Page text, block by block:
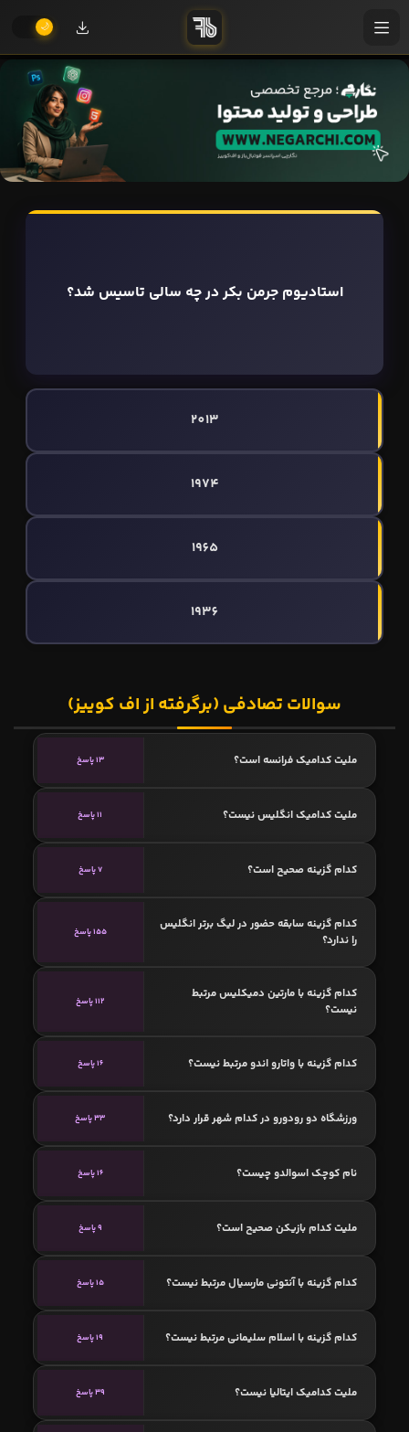
استادیوم جرمن بکر در چه سالی تاسیس شد؟
2013
1974
1965
1936
سوالات تصادفی (برگرفته از اف کوییز)
ملیت کدامیک فرانسه است؟ 13 پاسخ
ملیت کدامیک انگلیس نیست؟ 11 پاسخ
کدام گزینه صحیح است؟ 7 پاسخ
کدام گزینه سابقه حضور در لیگ برتر انگلیس
را ندارد؟
155 پاسخ
کدام گزینه با مارتین دمیکلیس مرتبط
نیست؟
112 پاسخ
کدام گزینه با واتارو اندو مرتبط نیست؟ 16 پاسخ
ورزشگاه دو رودورو در کدام شهر قرار دارد؟ 33 پاسخ
نام کوچک اسوالدو چیست؟ 16 پاسخ
ملیت کدام بازیکن صحیح است؟ 9 پاسخ
کدام گزینه با آنتونی مارسیال مرتبط نیست؟ 15 پاسخ
کدام گزینه با اسلام سلیمانی مرتبط نیست؟ 19 پاسخ
ملیت کدامیک ایتالیا نیست؟ 39 پاسخ